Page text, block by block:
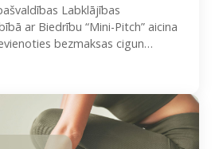
Labklājības
ar Biedrību “Mini-Pitch” aicina
bezmaksas cigun
instruktori,…